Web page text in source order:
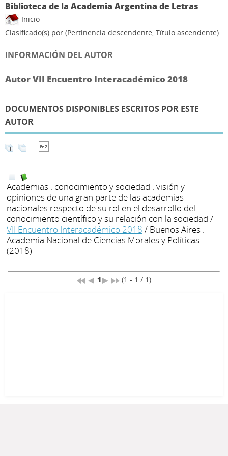
Biblioteca de la Academia Argentina de Letras
Inicio
Clasificado(s) por (Pertinencia descendente, Título ascendente)
INFORMACIÓN DEL AUTOR
Autor VII Encuentro Interacadémico 2018
DOCUMENTOS DISPONIBLES ESCRITOS POR ESTE
AUTOR
Academias : conocimiento y sociedad : visión y
opiniones de una gran parte de las academias
nacionales respecto de su rol en el desarrollo del
conocimiento científico y su relación con la sociedad /
VII Encuentro Interacadémico 2018 / Buenos Aires :
Academia Nacional de Ciencias Morales y Políticas
(2018)
1 (1 - 1 / 1)